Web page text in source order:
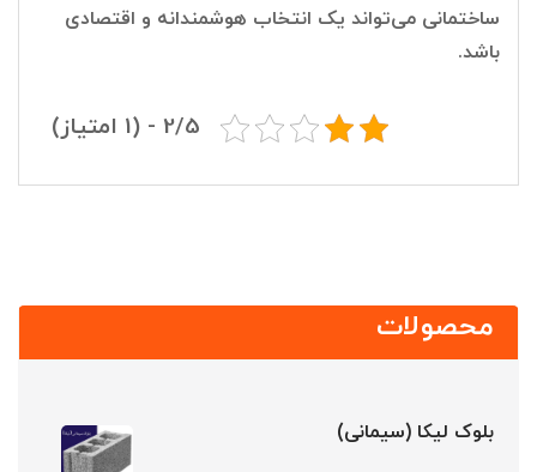
ساختمانی می‌تواند یک انتخاب هوشمندانه و اقتصادی
باشد.
2/5 - (1 امتیاز)
محصولات
بلوک لیکا (سیمانی)